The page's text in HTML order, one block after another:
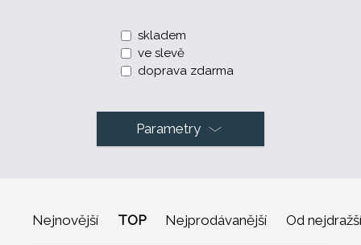
skladem
ve slevě
doprava zdarma
Parametry
Nejnovější TOP Nejprodávanější Od